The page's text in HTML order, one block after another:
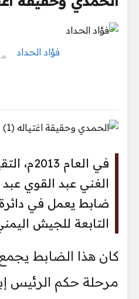
فؤاد الحداد
في العام
الغني عبد القوي عبد
ضابط يعمل في
التابعة للجيش
كان هذا الضابط
مرحلة حكم الرئيس